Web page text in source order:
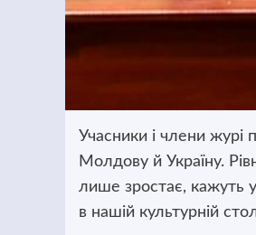
Учасники і члени журі
Молдову й Україну.
лише зростає, кажуть
в нашій культурній